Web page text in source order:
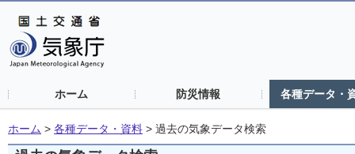
ホーム 防災情報 各種データ・
ホーム > 各種データ・資料 > 過去の気象データ検索